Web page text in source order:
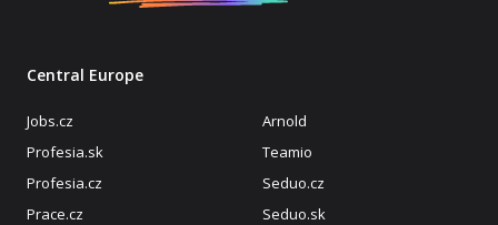
Central Europe
Jobs.cz
Profesia.sk
Profesia.cz
Prace.cz
Arnold
Teamio
Seduo.cz
Seduo.sk